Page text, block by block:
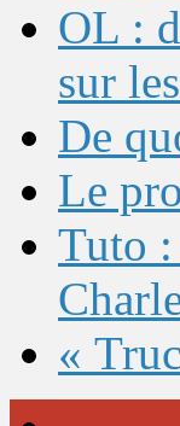
OL :
sur
De
Le
Tuto
«